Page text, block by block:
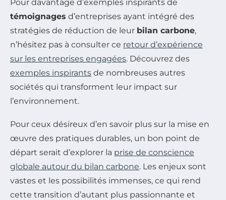
Pour davantage d’exemples inspirants de
témoignages d’entreprises ayant intégré des
stratégies de réduction de leur bilan carbone,
n’hésitez pas à consulter ce retour d’expérience
sur les entreprises engagées. Découvrez des
exemples inspirants de nombreuses autres
sociétés qui transforment leur impact sur
l’environnement.
Pour ceux désireux d’en savoir plus sur la mise en
œuvre des pratiques durables, un bon point de
départ serait d’explorer la prise de conscience
globale autour du bilan carbone. Les enjeux sont
vastes et les possibilités immenses, ce qui rend
cette transition d’autant plus passionnante et